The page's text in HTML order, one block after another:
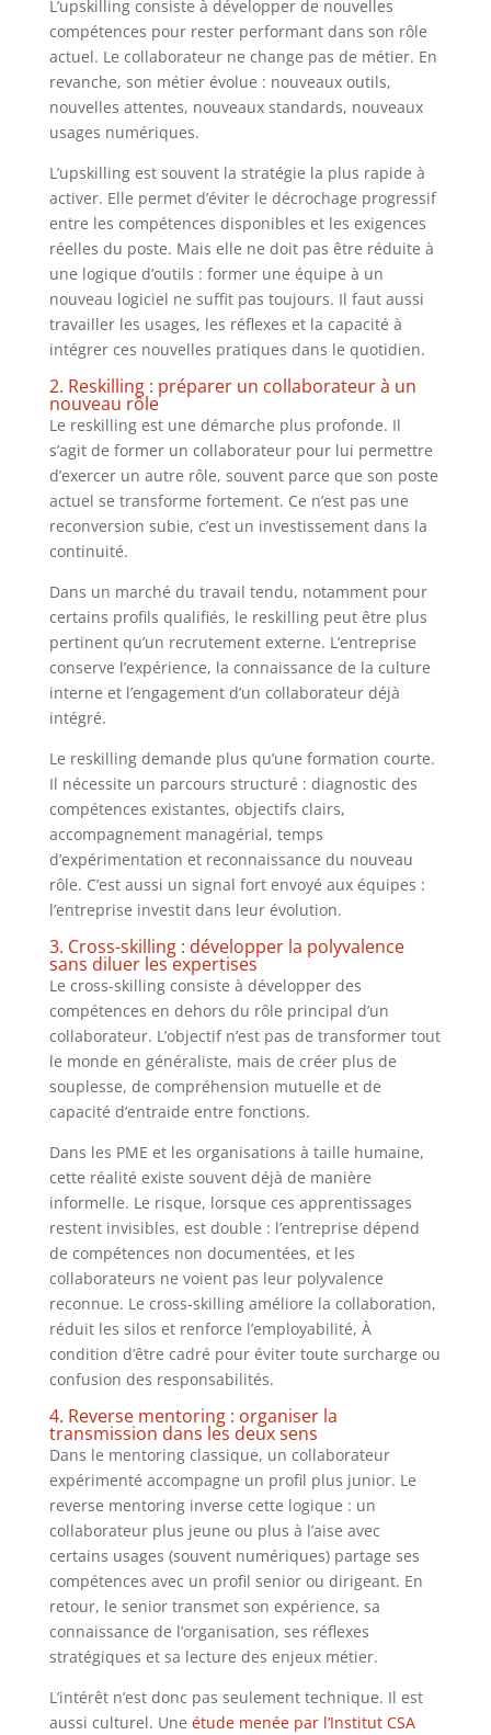
L’upskilling consiste à développer de nouvelles
compétences pour rester performant dans son rôle
actuel. Le collaborateur ne change pas de métier. En
revanche, son métier évolue : nouveaux outils,
nouvelles attentes, nouveaux standards, nouveaux
usages numériques.
L’upskilling est souvent la stratégie la plus rapide à
activer. Elle permet d’éviter le décrochage progressif
entre les compétences disponibles et les exigences
réelles du poste. Mais elle ne doit pas être réduite à
une logique d’outils : former une équipe à un
nouveau logiciel ne suffit pas toujours. Il faut aussi
travailler les usages, les réflexes et la capacité à
intégrer ces nouvelles pratiques dans le quotidien.
2. Reskilling : préparer un collaborateur à un
nouveau rôle
Le reskilling est une démarche plus profonde. Il
s’agit de former un collaborateur pour lui permettre
d’exercer un autre rôle, souvent parce que son poste
actuel se transforme fortement. Ce n’est pas une
reconversion subie, c’est un investissement dans la
continuité.
Dans un marché du travail tendu, notamment pour
certains profils qualifiés, le reskilling peut être plus
pertinent qu’un recrutement externe. L’entreprise
conserve l’expérience, la connaissance de la culture
interne et l’engagement d’un collaborateur déjà
intégré.
Le reskilling demande plus qu’une formation courte.
Il nécessite un parcours structuré : diagnostic des
compétences existantes, objectifs clairs,
accompagnement managérial, temps
d’expérimentation et reconnaissance du nouveau
rôle. C’est aussi un signal fort envoyé aux équipes :
l’entreprise investit dans leur évolution.
3. Cross-skilling : développer la polyvalence
sans diluer les expertises
Le cross-skilling consiste à développer des
compétences en dehors du rôle principal d’un
collaborateur. L’objectif n’est pas de transformer tout
le monde en généraliste, mais de créer plus de
souplesse, de compréhension mutuelle et de
capacité d’entraide entre fonctions.
Dans les PME et les organisations à taille humaine,
cette réalité existe souvent déjà de manière
informelle. Le risque, lorsque ces apprentissages
restent invisibles, est double : l’entreprise dépend
de compétences non documentées, et les
collaborateurs ne voient pas leur polyvalence
reconnue. Le cross-skilling améliore la collaboration,
réduit les silos et renforce l’employabilité, À
condition d’être cadré pour éviter toute surcharge ou
confusion des responsabilités.
4. Reverse mentoring : organiser la
transmission dans les deux sens
Dans le mentoring classique, un collaborateur
expérimenté accompagne un profil plus junior. Le
reverse mentoring inverse cette logique : un
collaborateur plus jeune ou plus à l’aise avec
certains usages (souvent numériques) partage ses
compétences avec un profil senior ou dirigeant. En
retour, le senior transmet son expérience, sa
connaissance de l’organisation, ses réflexes
stratégiques et sa lecture des enjeux métier.
L’intérêt n’est donc pas seulement technique. Il est
aussi culturel. Une étude menée par l’Institut CSA